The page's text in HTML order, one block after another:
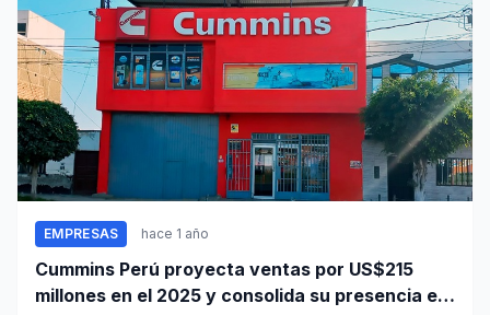
EMPRESAS hace 1 año
Cummins Perú proyecta ventas por US$215
millones en el 2025 y consolida su presencia en